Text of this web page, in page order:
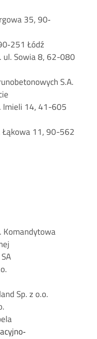
35, 90‐
Łódź
ul. Sowia 8, 62-080
S.A.
Imieli 14, 41-605
Łąkowa 11, 90-562
Komandytowa
Sp. z o.o.